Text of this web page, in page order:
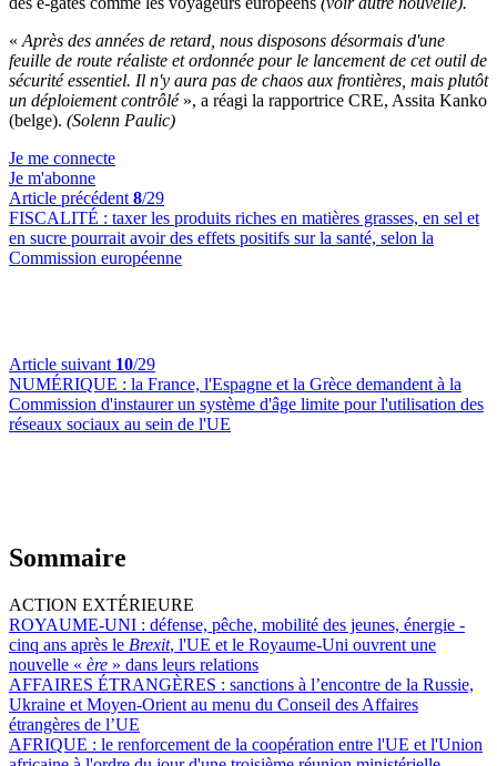
« Après des années de retard, nous disposons désormais d'une
feuille de route réaliste et ordonnée pour le lancement de cet outil de
sécurité essentiel. Il n'y aura pas de chaos aux frontières, mais plutôt
un déploiement contrôlé», a réagi la rapportrice CRE, Assita Kanko
(belge). (Solenn Paulic)
Je me connecte
Je m'abonne
Article précédent 8/29
FISCALITÉ : taxer les produits riches en matières grasses, en sel et
en sucre pourrait avoir des effets positifs sur la santé, selon la
Commission européenne
Article suivant 10/29
NUMÉRIQUE : la France, l'Espagne et la Grèce demandent à la
Commission d'instaurer un système d'âge limite pour l'utilisation des
réseaux sociaux au sein de l'UE
Sommaire
ACTION EXTÉRIEURE
ROYAUME-UNI : défense, pêche, mobilité des jeunes, énergie -
cinq ans après le Brexit, l'UE et le Royaume-Uni ouvrent une
nouvelle « ère » dans leurs relations
AFFAIRES ÉTRANGÈRES : sanctions à l’encontre de la Russie,
Ukraine et Moyen-Orient au menu du Conseil des Affaires
étrangères de l’UE
AFRIQUE : le renforcement de la coopération entre l'UE et l'Union